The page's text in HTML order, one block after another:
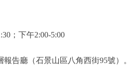
；下午2:00-5:00
廳（石景山區八角西街95號）。